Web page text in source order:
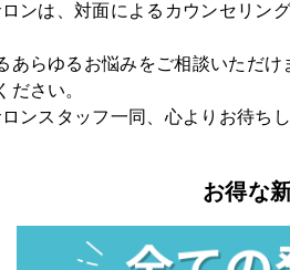
ロンは、対面によるカウンセリン
あらゆるお悩みをご相談いただ
ださい。
ンスタッフ一同、心よりお待ちし
お得な